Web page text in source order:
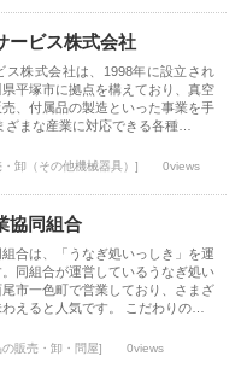
ービス株式会社
ス株式会社は、1998年に設立され
平塚市に拠点を構えており、真空
、付属品の製造といった事業を手
ざまな産業に対応できる各種…
卸（その他機械器具）] 0views
協同組合
合は、「うなぎ処いっしき」を運
同組合が運営しているうなぎ処い
市一色町で営業しており、さまざ
えると人気です。 こだわりの…
販売・卸・問屋] 0views